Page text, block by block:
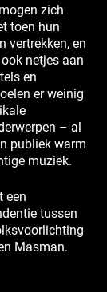
zich
toen hun
vertrekken, en
netjes aan
en
er weinig
– al
publiek warm
muziek.
een
tussen
Masman.